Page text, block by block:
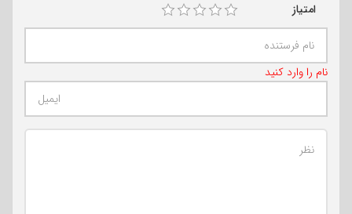
امتیاز
نام را وارد کنید